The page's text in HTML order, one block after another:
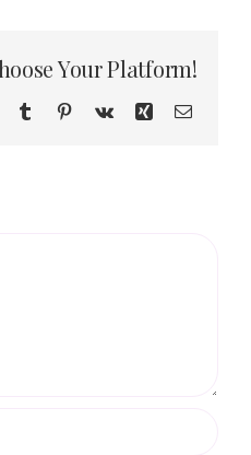
Your Platform!
TumblrPinterest
Vk Xing